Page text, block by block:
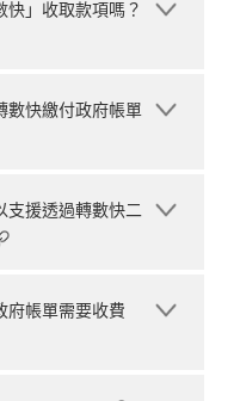
快」收取款項嗎？
數快繳付政府帳單
支援透過轉數快二
府帳單需要收費